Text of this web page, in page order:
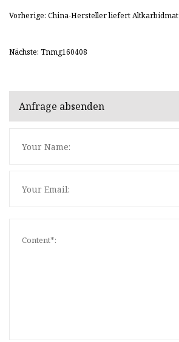
Vorherige: China-Hersteller liefert
Nächste: Tnmg160408
Anfrage absenden